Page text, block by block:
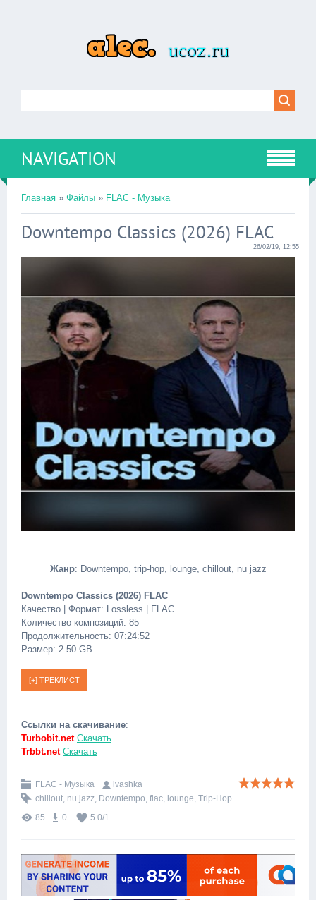
NAVIGATION
Главная » Файлы » FLAC - Музыка
Downtempo Classics (2026) FLAC
26/02/19, 12:55
Жанр: Downtempo, trip-hop, lounge, chillout, nu jazz
Downtempo Classics (2026) FLAC
Качество | Формат: Lossless | FLAC
Количество композиций: 85
Продолжительность: 07:24:52
Размер: 2.50 GB
Ссылки на скачивание:
Turbobit.net Скачать
Trbbt.net Скачать
FLAC - Музыка
ivashka
chillout, nu jazz, Downtempo, flac, lounge, Trip-Hop
85
0 5.0/1